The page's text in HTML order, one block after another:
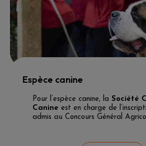
Espèce canine
Pour l’espèce canine, la Société
Canine est en charge de
admis au Concours Général